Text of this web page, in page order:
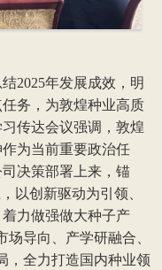
2025年发展成效，明
务，为敦煌种业高质
传达会议强调，敦煌
为当前重要政治任
决策部署上来，锚
以创新驱动为引领、
力做强做大种子产
导向、产学研融合、
，全力打造国内种业领